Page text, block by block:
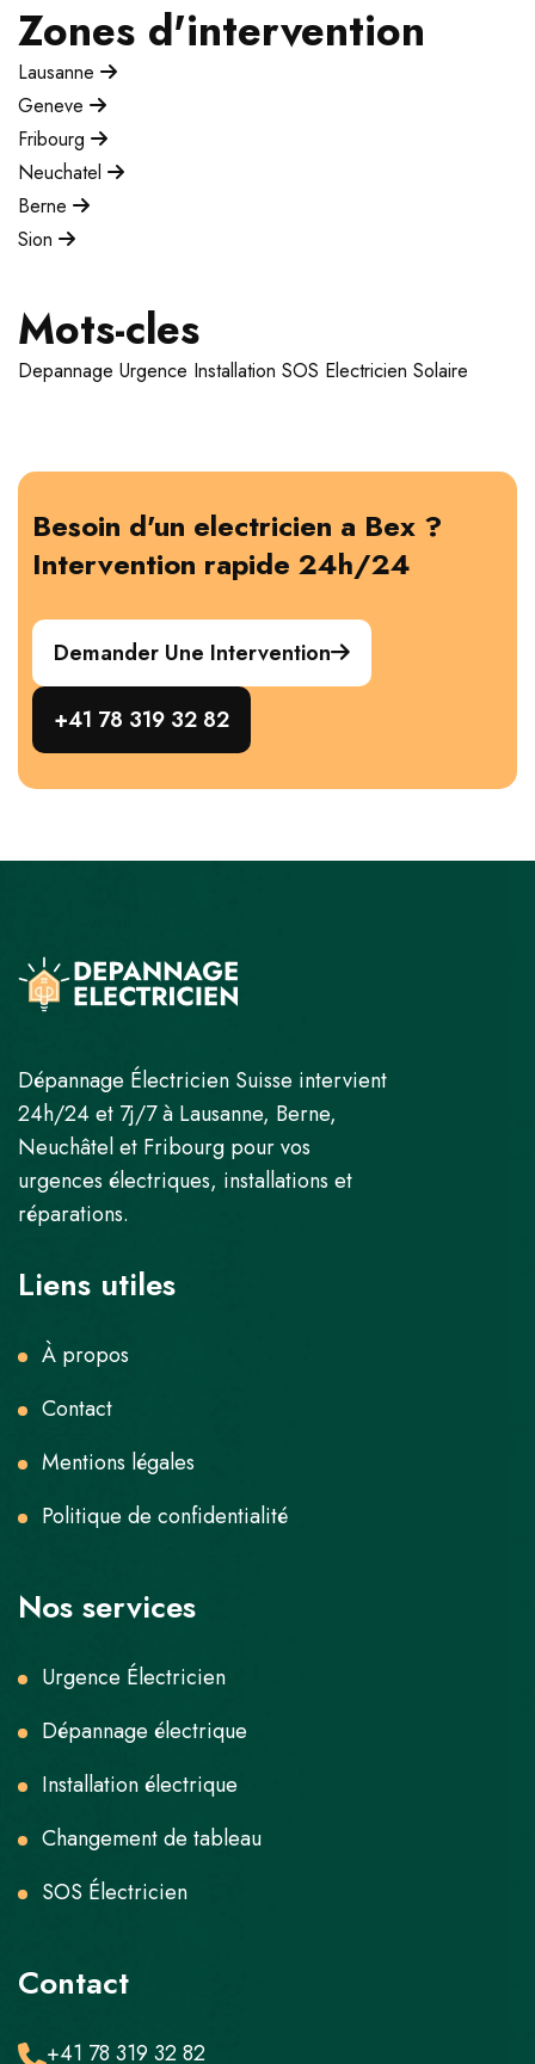
Zones d'intervention
Lausanne
Geneve
Fribourg
Neuchatel
Berne
Sion
Mots-cles
Depannage Urgence Installation SOS Electricien Solaire
Besoin d'un electricien a Bex ?
Intervention rapide 24h/24
Demander Une Intervention
+41 78 319 32 82
Dépannage Électricien Suisse intervient
24h/24 et 7j/7 à Lausanne, Berne,
Neuchâtel et Fribourg pour vos
urgences électriques, installations et
réparations.
Liens utiles
À propos
Contact
Mentions légales
Politique de confidentialité
Nos services
Urgence Électricien
Dépannage électrique
Installation électrique
Changement de tableau
SOS Électricien
Contact
+41 78 319 32 82